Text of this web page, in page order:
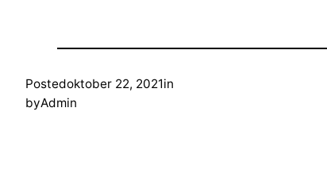
Postedoktober 22, 2021in
byAdmin